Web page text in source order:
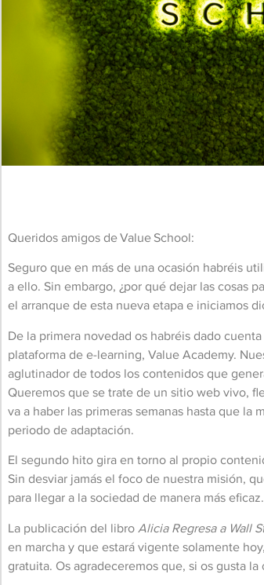
Queridos amigos de Value School:
Seguro que en más de una ocasión habréis
a ello. Sin embargo, ¿por qué dejar las cosas
el arranque de esta nueva etapa e iniciamos
De la primera novedad os habréis dado
plataforma de e-learning, Value Academy.
aglutinador de todos los contenidos que
Queremos que se trate de un sitio web vivo,
va a haber las primeras semanas hasta que
periodo de adaptación.
El segundo hito gira en torno al propio
Sin desviar jamás el foco de nuestra misión,
para llegar a la sociedad de manera más
La publicación del libroAlicia Regresa a Wall
en marcha y que estará vigente solamente
gratuita. Os agradeceremos que, si os gusta